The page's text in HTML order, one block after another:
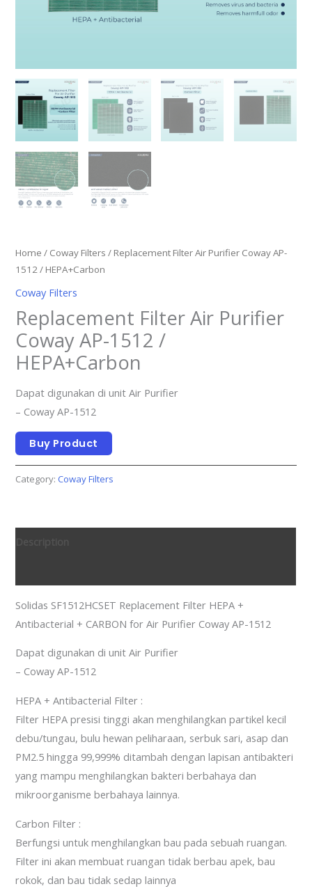
Home / Coway Filters / Replacement Filter Air Purifier Coway AP-
1512 / HEPA+Carbon
Coway Filters
Replacement Filter Air Purifier
Coway AP-1512 /
HEPA+Carbon
Dapat digunakan di unit Air Purifier
– Coway AP-1512
Buy Product
Category: Coway Filters
Solidas SF1512HCSET Replacement Filter HEPA +
Antibacterial + CARBON for Air Purifier Coway AP-1512
Dapat digunakan di unit Air Purifier
– Coway AP-1512
HEPA + Antibacterial Filter :
Filter HEPA presisi tinggi akan menghilangkan partikel kecil
debu/tungau, bulu hewan peliharaan, serbuk sari, asap dan
PM2.5 hingga 99,999% ditambah dengan lapisan antibakteri
yang mampu menghilangkan bakteri berbahaya dan
mikroorganisme berbahaya lainnya.
Carbon Filter :
Berfungsi untuk menghilangkan bau pada sebuah ruangan.
Filter ini akan membuat ruangan tidak berbau apek, bau
rokok, dan bau tidak sedap lainnya